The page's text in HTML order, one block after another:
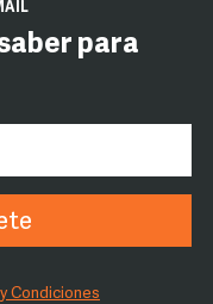
para
Condiciones